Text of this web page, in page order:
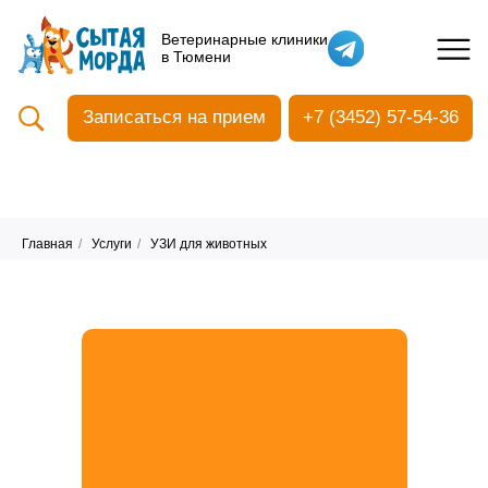
Ветеринарные клиники
в Тюмени
Кастрация собак
Вакцинация
Ультразвуковая чистка зубов
Общий анализ крови
Главная / Услуги / УЗИ для животных